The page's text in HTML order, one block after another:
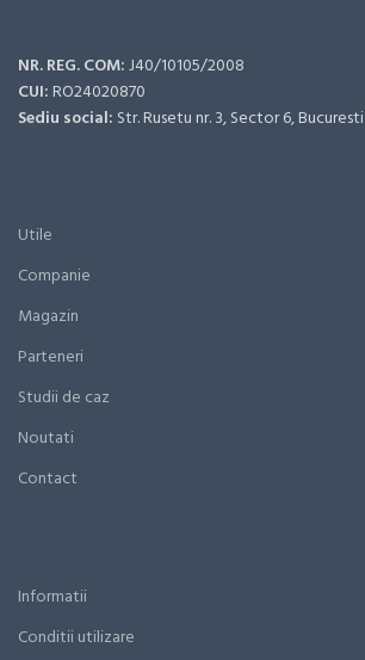
NR. REG. COM:J40/10105/2008
CUI:RO24020870
Sediu social: Str. Rusetu nr. 3, Sector 6, Bucuresti
Utile
Companie
Magazin
Parteneri
Studii de caz
Noutati
Contact
Informatii
Conditii utilizare